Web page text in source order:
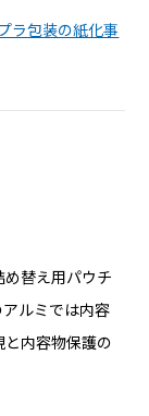
ラ包装の紙化事
替え用パウチ
ルミでは内容
内容物保護の